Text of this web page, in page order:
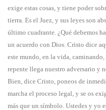
exige estas cosas, y tiene poder
tierra. Es el Juez, y sus leyes son
último cuadrante. ¿Qué debemos
un acuerdo con Dios. Cristo dice
este mundo, en la vida,
repente llega nuestro adversario y
Bien, dice Cristo, poneos de
marcha el proceso legal, y se os
más que un símbolo. Ustedes y yo